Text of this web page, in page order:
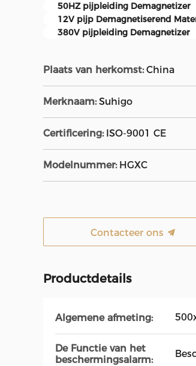
50HZ pijpleiding Demagnetizer
12V pijp Demagnetiserend
380V pijpleiding Demagnetizer
Plaats van herkomst: China
Merknaam: Suhigo
Certificering: ISO-9001 CE
Modelnummer: HGXC
Contacteer ons
Productdetails
Algemene afmeting:
De Functie van het
beschermingsalarm: